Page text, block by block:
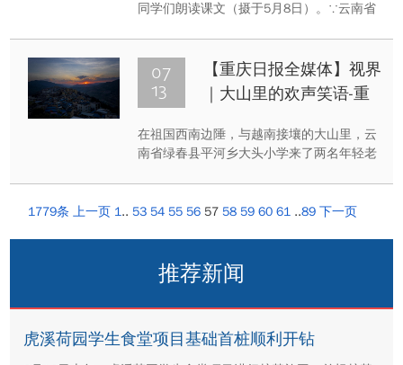
次大赛。大赛选拔赛分为分组赛和决赛两
同学们朗读课文（摄于5月8日）。∵云南省
日）。记者万难摄影报道 视觉重庆“为边境
村镇支教非常有意义，是我们一生难忘的
事！”7月13日，重庆大学研究生支教团绿春
县支教的经历时，深有感触地说。 云南省
绿春县是重庆大学的定点帮扶单位。7年
07
13
【重庆日报全媒体】视界
｜大山里的欢声笑语-重
云南边境村镇
在祖国西南边陲，与越南接壤的大山里，云
南省绿春县平河乡大头小学来了两名年轻老
术和英语老师，他们不定期的来到这里走
消费帮扶、科技帮扶、医疗帮扶、文化帮扶
全面推行。重庆大学还坚持7年派驻42名优
秀学生前往绿春支教，同时还将∵65名绿春
1779条 上一页 1.. 53 54 55 56 57 58 59 60 61 ..89 下一页
推荐新闻
虎溪荷园学生食堂项目基础首桩顺利开钻